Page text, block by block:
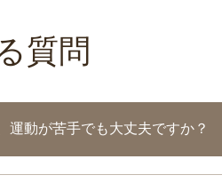
質問
運動が苦手でも大丈夫ですか？